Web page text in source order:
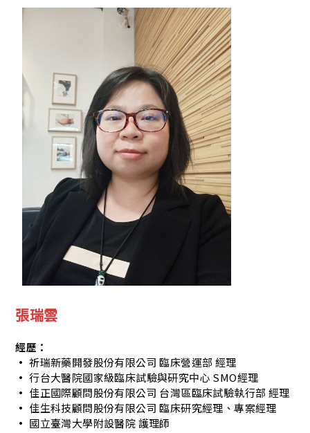
張瑞雲
經歷：
•祈瑞新藥開發股份有限公司 臨床營運部 經理
•行台大醫院國家級臨床試驗與研究中心 SMO經理
• 佳正國際顧問股份有限公司 台灣區臨床試驗執行部 經理
• 佳生科技顧問股份有限公司 臨床研究經理、專案經理
• 國立臺灣大學附設醫院 護理師